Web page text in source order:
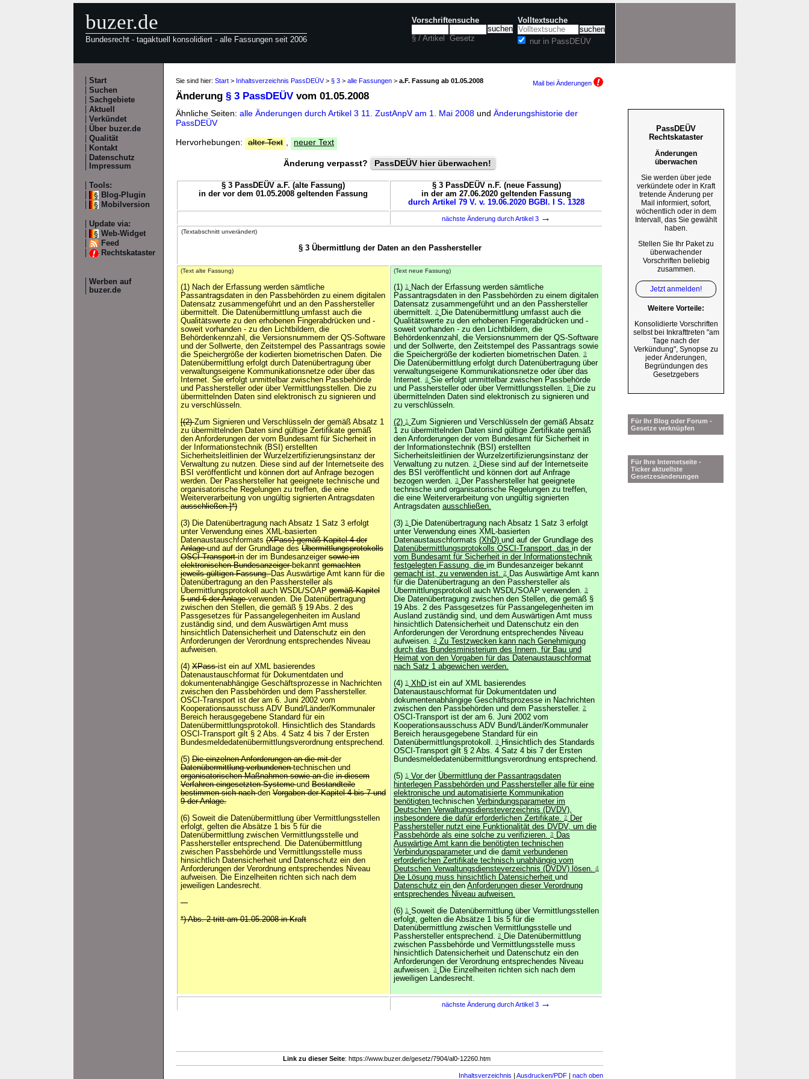
buzer.de
Bundesrecht - tagaktuell konsolidiert - alle Fassungen seit 2006
Vorschriftensuche
§ / Artikel Gesetz
Volltextsuche
nur in PassDEÜV
Start
Suchen
Sachgebiete
Aktuell
Verkündet
Über buzer.de
Qualität
Kontakt
Datenschutz
Impressum
Tools:
Blog-Plugin
Mobilversion
Update via:
Web-Widget
Feed
Rechtskataster
Werben auf
buzer.de
Sie sind hier: Start > Inhaltsverzeichnis PassDEÜV> § 3 > alle Fassungen > a.F. Fassung ab 01.05.2008 Mail bei Änderungen
Änderung § 3 PassDEÜV vom 01.05.2008
Ähnliche Seiten: alle Änderungen durch Artikel 3 11. ZustAnpV am 1. Mai 2008 und Änderungshistorie der
PassDEÜV
Hervorhebungen:
alter Text neuer Text
Änderung verpasst? PassDEÜV hier überwachen!
§ 3 PassDEÜV a.F. (alte Fassung)
in der vor dem 01.05.2008 geltenden Fassung
§ 3 PassDEÜV n.F. (neue Fassung)
in der am 27.06.2020 geltenden Fassung
durch Artikel 79 V. v. 19.06.2020 BGBl. I S. 1328
nächste Änderung durch Artikel 3 →
(Textabschnitt unverändert)
§ 3 Übermittlung der Daten an den Passhersteller
(Text alte Fassung)
(1) Nach der Erfassung werden sämtliche
Passantragsdaten in den Passbehörden zu einem digitalen
Datensatz zusammengeführt und an den Passhersteller
übermittelt. Die Datenübermittlung umfasst auch die
Qualitätswerte zu den erhobenen Fingerabdrücken und -
soweit vorhanden - zu den Lichtbildern, die
Behördenkennzahl, die Versionsnummern der QS-Software
und der Sollwerte, den Zeitstempel des Passantrags sowie
die Speichergröße der kodierten biometrischen Daten. Die
Datenübermittlung erfolgt durch Datenübertragung über
verwaltungseigene Kommunikationsnetze oder über das
Internet. Sie erfolgt unmittelbar zwischen Passbehörde
und Passhersteller oder über Vermittlungsstellen. Die zu
übermittelnden Daten sind elektronisch zu signieren und
zu verschlüsseln.
[(2)Zum Signieren und Verschlüsseln der gemäß Absatz 1
zu übermittelnden Daten sind gültige Zertifikate gemäß
den Anforderungen der vom Bundesamt für Sicherheit in
der Informationstechnik (BSI) erstellten
Sicherheitsleitlinien der Wurzelzertifizierungsinstanz der
Verwaltung zu nutzen. Diese sind auf der Internetseite des
BSI veröffentlicht und können dort auf Anfrage bezogen
werden. Der Passhersteller hat geeignete technische und
organisatorische Regelungen zu treffen, die eine
Weiterverarbeitung von ungültig signierten Antragsdaten
ausschließen.]*)
(3) Die Datenübertragung nach Absatz 1 Satz 3 erfolgt
unter Verwendung eines XML-basierten
Datenaustauschformats (XPass) gemäß Kapitel 4 der
Anlageund auf der Grundlage des Übermittlungsprotokolls
OSCI-Transportin der im Bundesanzeiger sowie im
elektronischen Bundesanzeigerbekannt gemachten
jeweils gültigen Fassung.Das Auswärtige Amt kann für die
Datenübertragung an den Passhersteller als
Übermittlungsprotokoll auch WSDL/SOAP gemäß Kapitel
5 und 6 der Anlageverwenden. Die Datenübertragung
zwischen den Stellen, die gemäß § 19 Abs. 2 des
Passgesetzes für Passangelegenheiten im Ausland
zuständig sind, und dem Auswärtigen Amt muss
hinsichtlich Datensicherheit und Datenschutz ein den
Anforderungen der Verordnung entsprechendes Niveau
aufweisen.
(4) XPassist ein auf XML basierendes
Datenaustauschformat für Dokumentdaten und
dokumentenabhängige Geschäftsprozesse in Nachrichten
zwischen den Passbehörden und dem Passhersteller.
OSCI-Transport ist der am 6. Juni 2002 vom
Kooperationsausschuss ADV Bund/Länder/Kommunaler
Bereich herausgegebene Standard für ein
Datenübermittlungsprotokoll. Hinsichtlich des Standards
OSCI-Transport gilt § 2 Abs. 4 Satz 4 bis 7 der Ersten
Bundesmeldedatenübermittlungsverordnung entsprechend.
(5) Die einzelnen Anforderungen an die mitder
Datenübermittlung verbundenentechnischen und
organisatorischen Maßnahmen sowie andie in diesem
Verfahren eingesetzten Systemeund Bestandteile
bestimmen sich nachden Vorgaben der Kapitel 4 bis 7 und
9 der Anlage.
(6) Soweit die Datenübermittlung über Vermittlungsstellen
erfolgt, gelten die Absätze 1 bis 5 für die
Datenübermittlung zwischen Vermittlungsstelle und
Passhersteller entsprechend. Die Datenübermittlung
zwischen Passbehörde und Vermittlungsstelle muss
hinsichtlich Datensicherheit und Datenschutz ein den
Anforderungen der Verordnung entsprechendes Niveau
aufweisen. Die Einzelheiten richten sich nach dem
jeweiligen Landesrecht.
---
*) Abs. 2 tritt am 01.05.2008 in Kraft
(Text neue Fassung)
(1) 1
Nach der Erfassung werden sämtliche
Passantragsdaten in den Passbehörden zu einem digitalen
Datensatz zusammengeführt und an den Passhersteller
übermittelt. 2
Die Datenübermittlung umfasst auch die
Qualitätswerte zu den erhobenen Fingerabdrücken und -
soweit vorhanden - zu den Lichtbildern, die
Behördenkennzahl, die Versionsnummern der QS-Software
und der Sollwerte, den Zeitstempel des Passantrags sowie
die Speichergröße der kodierten biometrischen Daten. 3
Die Datenübermittlung erfolgt durch Datenübertragung über
verwaltungseigene Kommunikationsnetze oder über das
Internet. 4 Sie erfolgt unmittelbar zwischen Passbehörde
und Passhersteller oder über Vermittlungsstellen. 5 Die zu
übermittelnden Daten sind elektronisch zu signieren und
zu verschlüsseln.
(2) 1 Zum Signieren und Verschlüsseln der gemäß Absatz
1 zu übermittelnden Daten sind gültige Zertifikate gemäß
den Anforderungen der vom Bundesamt für Sicherheit in
der Informationstechnik (BSI) erstellten
Sicherheitsleitlinien der Wurzelzertifizierungsinstanz der
Verwaltung zu nutzen. 2
Diese sind auf der Internetseite
des BSI veröffentlicht und können dort auf Anfrage
bezogen werden. 3
Der Passhersteller hat geeignete
technische und organisatorische Regelungen zu treffen,
die eine Weiterverarbeitung von ungültig signierten
Antragsdaten ausschließen.
(3) 1
Die Datenübertragung nach Absatz 1 Satz 3 erfolgt
unter Verwendung eines XML-basierten
Datenaustauschformats (XhD) und auf der Grundlage des
Datenübermittlungsprotokolls OSCI-Transport, das in der
vom Bundesamt für Sicherheit in der Informationstechnik
festgelegten Fassung, die im Bundesanzeiger bekannt
gemacht ist, zu verwenden ist. 2
Das Auswärtige Amt kann
für die Datenübertragung an den Passhersteller als
Übermittlungsprotokoll auch WSDL/SOAP verwenden. 3
Die Datenübertragung zwischen den Stellen, die gemäß §
19 Abs. 2 des Passgesetzes für Passangelegenheiten im
Ausland zuständig sind, und dem Auswärtigen Amt muss
hinsichtlich Datensicherheit und Datenschutz ein den
Anforderungen der Verordnung entsprechendes Niveau
aufweisen. 4 Zu Testzwecken kann nach Genehmigung
durch das Bundesministerium des Innern, für Bau und
Heimat von den Vorgaben für das Datenaustauschformat
nach Satz 1 abgewichen werden.
(4) 1 XhD ist ein auf XML basierendes
Datenaustauschformat für Dokumentdaten und
dokumentenabhängige Geschäftsprozesse in Nachrichten
zwischen den Passbehörden und dem Passhersteller. 2
OSCI-Transport ist der am 6. Juni 2002 vom
Kooperationsausschuss ADV Bund/Länder/Kommunaler
Bereich herausgegebene Standard für ein
Datenübermittlungsprotokoll. 3
Hinsichtlich des Standards
OSCI-Transport gilt § 2 Abs. 4 Satz 4 bis 7 der Ersten
Bundesmeldedatenübermittlungsverordnung entsprechend.
(5) 1 Vor der Übermittlung der Passantragsdaten
hinterlegen Passbehörden und Passhersteller alle für eine
elektronische und automatisierte Kommunikation
benötigten technischen Verbindungsparameter im
Deutschen Verwaltungsdiensteverzeichnis (DVDV),
insbesondere die dafür erforderlichen Zertifikate. 2
Der
Passhersteller nutzt eine Funktionalität des DVDV, um die
Passbehörde als eine solche zu verifizieren. 3
Das
Auswärtige Amt kann die benötigten technischen
Verbindungsparameter und die damit verbundenen
erforderlichen Zertifikate technisch unabhängig vom
Deutschen Verwaltungsdiensteverzeichnis (DVDV) lösen. 4
Die Lösung muss hinsichtlich Datensicherheit und
Datenschutz ein den Anforderungen dieser Verordnung
entsprechendes Niveau aufweisen.
(6) 1 Soweit die Datenübermittlung über Vermittlungsstellen
erfolgt, gelten die Absätze 1 bis 5 für die
Datenübermittlung zwischen Vermittlungsstelle und
Passhersteller entsprechend. 2
Die Datenübermittlung
zwischen Passbehörde und Vermittlungsstelle muss
hinsichtlich Datensicherheit und Datenschutz ein den
Anforderungen der Verordnung entsprechendes Niveau
aufweisen. 3
Die Einzelheiten richten sich nach dem
jeweiligen Landesrecht.
nächste Änderung durch Artikel 3 →
Link zu dieser Seite: https://www.buzer.de/gesetz/7904/al0-12260.htm
Inhaltsverzeichnis | Ausdrucken/PDF | nach oben
PassDEÜV
Rechtskataster
Änderungen
überwachen
Sie werden über jede
verkündete oder in Kraft
tretende Änderung per
Mail informiert, sofort,
wöchentlich oder in dem
Intervall, das Sie gewählt
haben.
Stellen Sie Ihr Paket zu
überwachender
Vorschriften beliebig
zusammen.
Jetzt anmelden!
Weitere Vorteile:
Konsolidierte Vorschriften
selbst bei Inkrafttreten "am
Tage nach der
Verkündung", Synopse zu
jeder Änderungen,
Begründungen des
Gesetzgebers
Für Ihr Blog oder Forum -
Gesetze verknüpfen
Für Ihre Internetseite -
Ticker aktuellste
Gesetzesänderungen